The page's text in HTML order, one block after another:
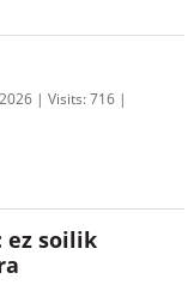
Visits:716
ez soilik